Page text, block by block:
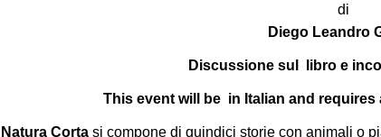
di
Diego Leandro
Discussione sul libro e
This event will be in Italian and
Natura Corta si compone di quindici storie con animali o